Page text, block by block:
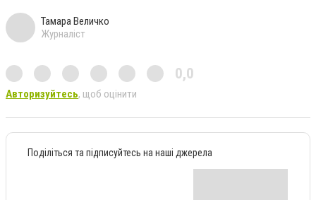
Тамара Величко
Журналіст
0,0
Авторизуйтесь, щоб оцінити
Поділіться та підписуйтесь на наші джерела